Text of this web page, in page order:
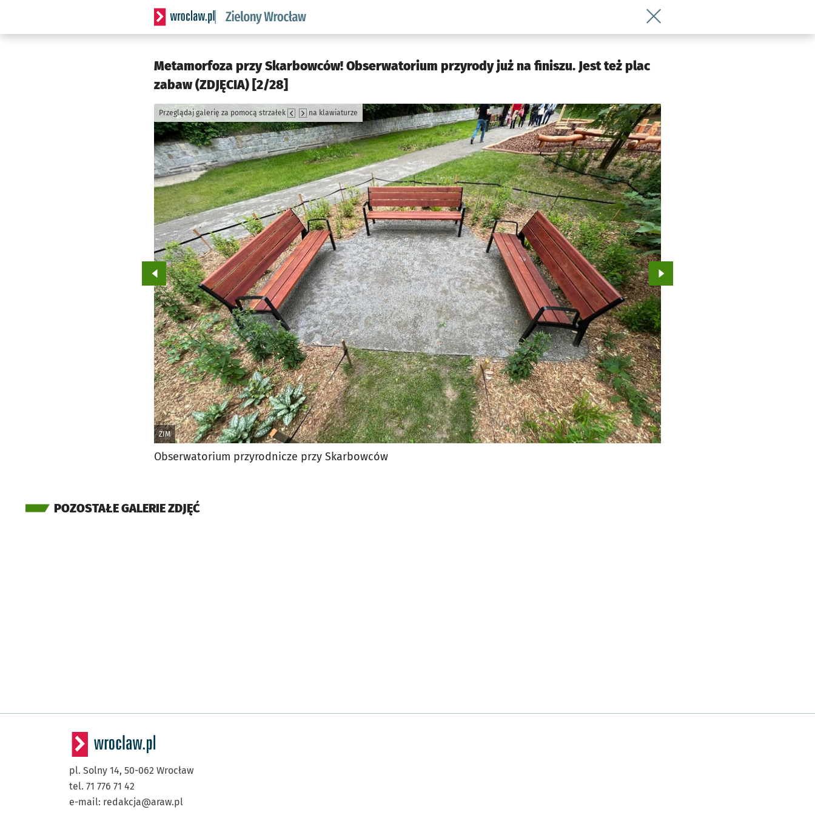
Serwis informacyjny wroclaw.pl podserwis: Środowisko we Wrocławiu
Wróć do artykułu Metamorfoza przy
Metamorfoza przy Skarbowców! Obserwatorium przyrody już na finiszu. Jest też plac
zabaw (ZDJĘCIA) [2/28]
ZIM
Przeglądaj galerię za pomocą strzałek na klawiaturze
Przejdź do poprzedniego zdjęcia. Przejdź do kolejnego zdjęcia.
Obserwatorium przyrodnicze przy Skarbowców
POZOSTAŁE GALERIE ZDJĘĆ
pl. Solny 14, 50-062 Wrocław
tel. 71 776 71 42
e-mail: redakcja@araw.pl